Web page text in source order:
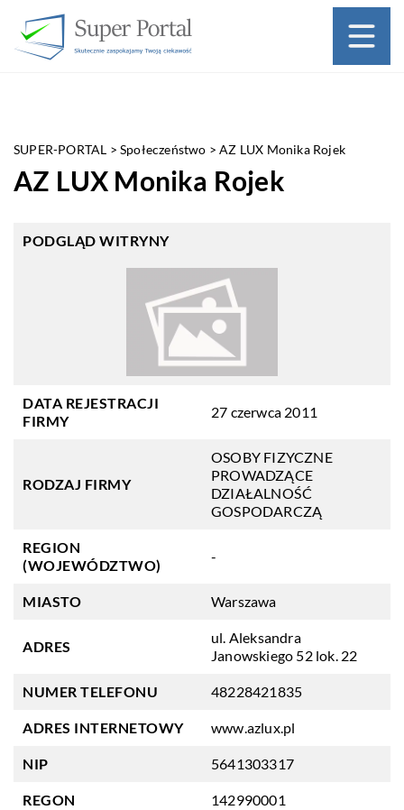
SUPER-PORTAL >Społeczeństwo >AZ LUX Monika Rojek
AZ LUX Monika Rojek
PODGLĄD WITRYNY
DATA REJESTRACJI
FIRMY
27 czerwca 2011
RODZAJ FIRMY
OSOBY FIZYCZNE
PROWADZĄCE
DZIAŁALNOŚĆ
GOSPODARCZĄ
REGION
(WOJEWÓDZTWO)
-
MIASTO Warszawa
ADRES
ul. Aleksandra
Janowskiego 52 lok. 22
NUMER TELEFONU 48228421835
ADRES INTERNETOWY www.azlux.pl
NIP 5641303317
REGON 142990001